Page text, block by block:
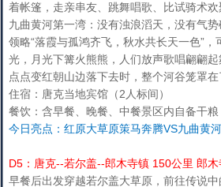
着帐篷，走亲串友、跳舞唱歌、比试骑术
九曲黄河第一湾：没有浊浪滔天，没有气
领略“落霞与孤鸿齐飞，秋水共长天一色”
光，月光下篝火熊熊，人们放声歌唱翩翩
点点变红朝山边落下去时，整个河谷笼
住宿：唐克当地宾馆（2人标间）
餐饮：含早餐、晚餐、中餐景区内自备干粮
今日亮点：红原大草原策马奔腾VS九曲黄
D5：唐克--若尔盖--郎木寺镇 150公里 郎
早餐后出发穿越若尔盖大草原，前往传说